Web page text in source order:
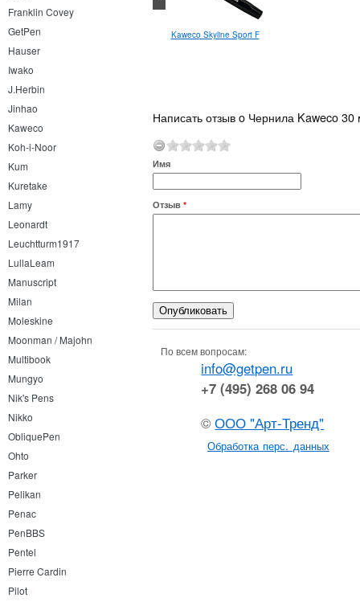
Franklin Covey
GetPen
Hauser
Iwako
J.Herbin
Jinhao
Kaweco
Koh-i-Noor
Kum
Kuretake
Lamy
Leonardt
Leuchtturm1917
LullaLeam
Manuscript
Milan
Moleskine
Moonman / Majohn
Multibook
Mungyo
Nik's Pens
Nikko
ObliquePen
Ohto
Parker
Pelikan
Penac
PenBBS
Pentel
Pierre Cardin
Pilot
Kaweco Skyline Sport F
Написать отзыв o Чернила Kaweco
Имя
Отзыв *
По всем вопросам:
info@getpen.ru
+7 (495) 268 06 94
©ООО "Арт-Тренд"
Обработка перс. данных